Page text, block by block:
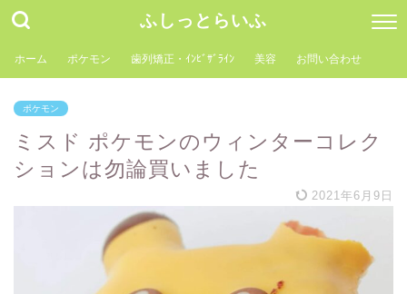
ふしっとらいふ
ホーム ポケモン 歯列矯正・ｲﾝﾋﾞｻﾞﾗｲﾝ 美容 お問い合わせ
ポケモン
ミスド ポケモンのウィンターコレク
ションは勿論買いました
2021年6月9日